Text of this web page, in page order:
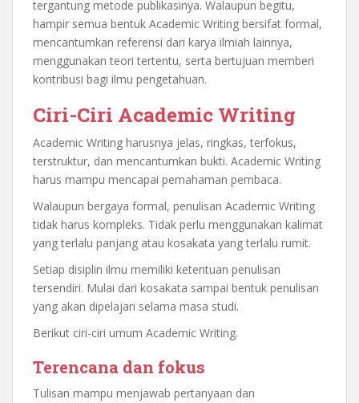
tergantung metode publikasinya. Walaupun begitu,
hampir semua bentuk Academic Writing bersifat formal,
mencantumkan referensi dari karya ilmiah lainnya,
menggunakan teori tertentu, serta bertujuan memberi
kontribusi bagi ilmu pengetahuan.
Ciri-Ciri Academic Writing
Academic Writing harusnya jelas, ringkas, terfokus,
terstruktur, dan mencantumkan bukti. Academic Writing
harus mampu mencapai pemahaman pembaca.
Walaupun bergaya formal, penulisan Academic Writing
tidak harus kompleks. Tidak perlu menggunakan kalimat
yang terlalu panjang atau kosakata yang terlalu rumit.
Setiap disiplin ilmu memiliki ketentuan penulisan
tersendiri. Mulai dari kosakata sampai bentuk penulisan
yang akan dipelajari selama masa studi.
Berikut ciri-ciri umum Academic Writing.
Terencana dan fokus
Tulisan mampu menjawab pertanyaan dan